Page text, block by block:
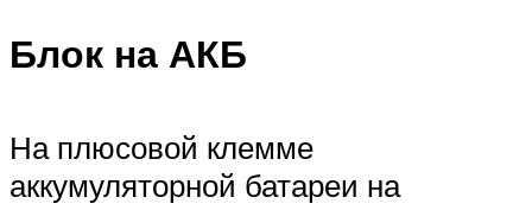
Блок на АКБ
На плюсовой клемме
аккумуляторной батареи на